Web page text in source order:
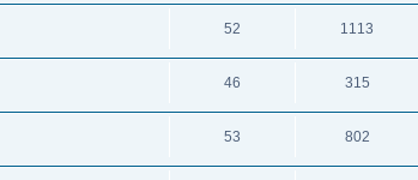
52 1113
46 315
53 802